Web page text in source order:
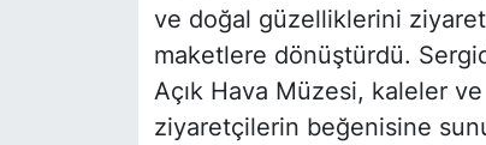
ve doğal güzelliklerini
maketlere dönüştürdü.
Açık Hava Müzesi, kaleler
ziyaretçilerin beğenisine